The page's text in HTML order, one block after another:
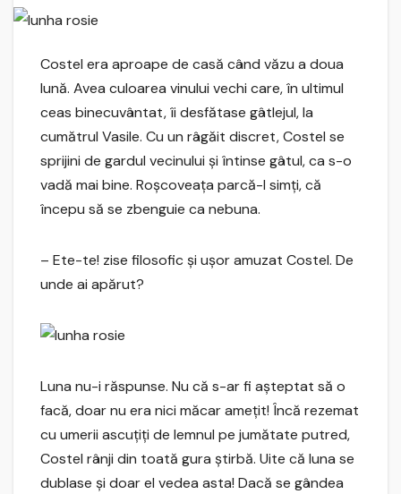
Costel era aproape de casă când văzu a doua
lună. Avea culoarea vinului vechi care, în ultimul
ceas binecuvântat, îi desfătase gâtlejul, la
cumătrul Vasile. Cu un râgăit discret, Costel se
sprijini de gardul vecinului şi întinse gâtul, ca s-o
vadă mai bine. Roşcoveaţa parcă-l simţi, că
începu să se zbenguie ca nebuna.
– Ete-te! zise filosofic şi uşor amuzat Costel. De
unde ai apărut?
Luna nu-i răspunse. Nu că s-ar fi aşteptat să o
facă, doar nu era nici măcar ameţit! Încă rezemat
cu umerii ascuţiţi de lemnul pe jumătate putred,
Costel rânji din toată gura ştirbă. Uite că luna se
dublase şi doar el vedea asta! Dacă se gândea